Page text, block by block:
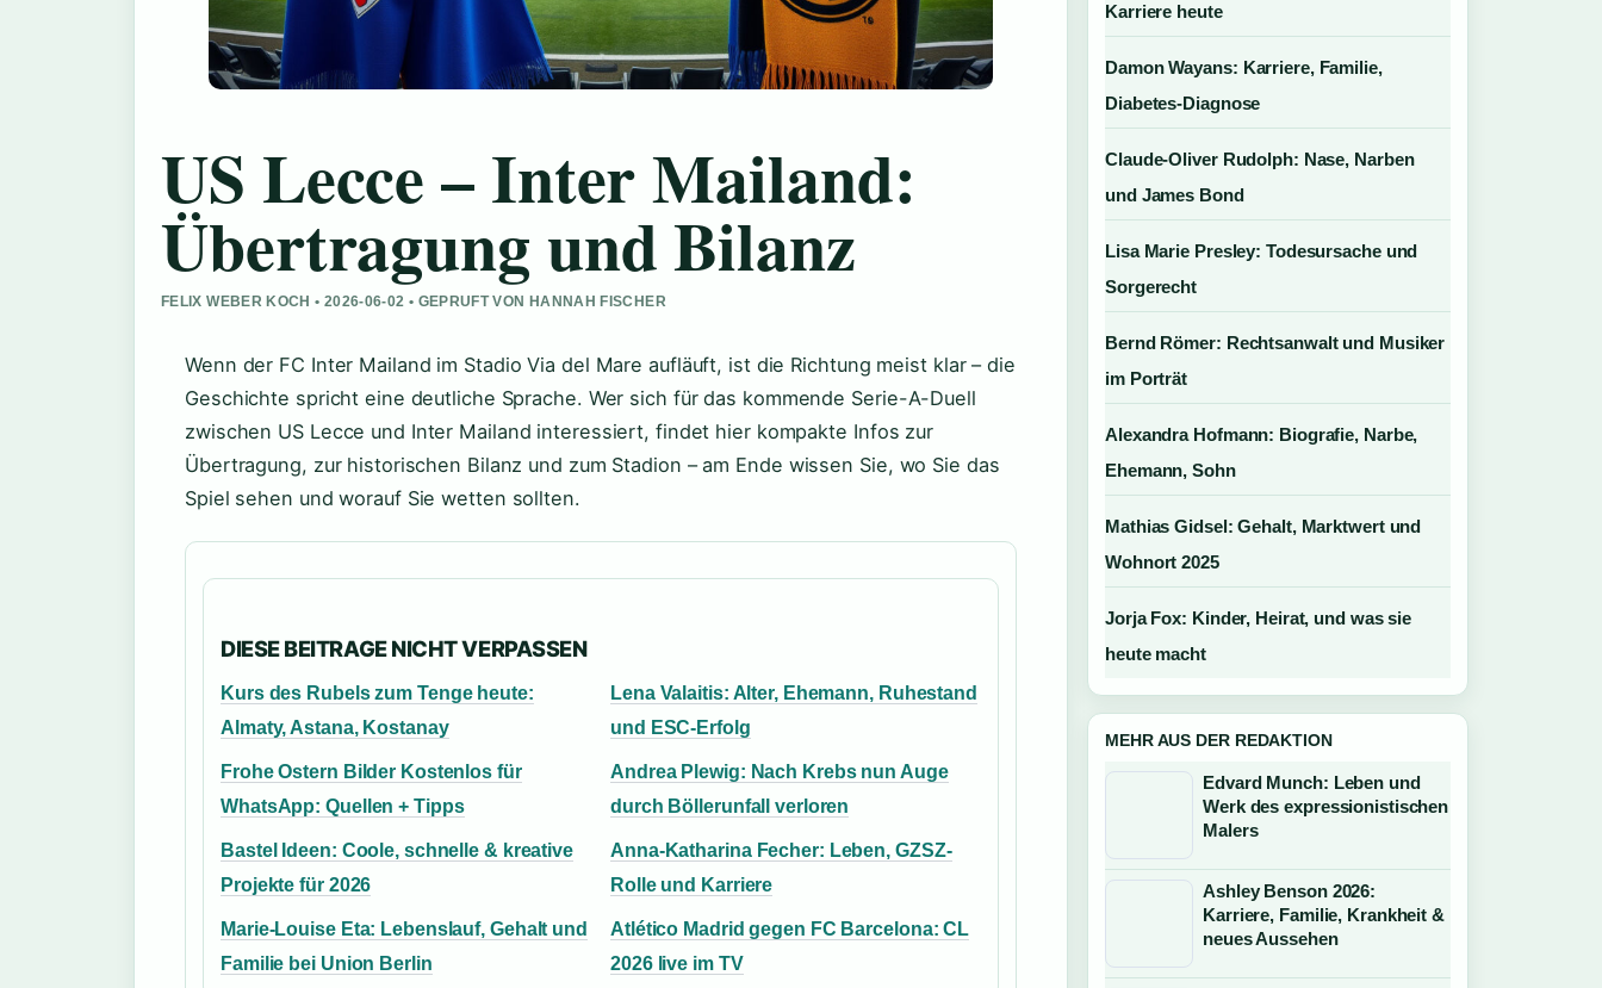
US Lecce – Inter Mailand:
Übertragung und Bilanz
FELIX WEBER KOCH • 2026-06-02 • GEPRUFT VON HANNAH FISCHER
Wenn der FC Inter Mailand im Stadio Via del Mare aufläuft, ist die Richtung meist klar – die
Geschichte spricht eine deutliche Sprache. Wer sich für das kommende Serie-A-Duell
zwischen US Lecce und Inter Mailand interessiert, findet hier kompakte Infos zur
Übertragung, zur historischen Bilanz und zum Stadion – am Ende wissen Sie, wo Sie das
Spiel sehen und worauf Sie wetten sollten.
DIESE BEITRAGE NICHT VERPASSEN
Kurs des Rubels zum Tenge heute:
Almaty, Astana, Kostanay
Lena Valaitis: Alter, Ehemann, Ruhestand
und ESC-Erfolg
Frohe Ostern Bilder Kostenlos für
WhatsApp: Quellen + Tipps
Andrea Plewig: Nach Krebs nun Auge
durch Böllerunfall verloren
Bastel Ideen: Coole, schnelle & kreative
Projekte für 2026
Anna-Katharina Fecher: Leben, GZSZ-
Rolle und Karriere
Marie-Louise Eta: Lebenslauf, Gehalt und
Familie bei Union Berlin
Atlético Madrid gegen FC Barcelona: CL
2026 live im TV
Karriere heute
Damon Wayans: Karriere, Familie,
Diabetes-Diagnose
Claude-Oliver Rudolph: Nase, Narben
und James Bond
Lisa Marie Presley: Todesursache und
Sorgerecht
Bernd Römer: Rechtsanwalt und Musiker
im Porträt
Alexandra Hofmann: Biografie, Narbe,
Ehemann, Sohn
Mathias Gidsel: Gehalt, Marktwert und
Wohnort 2025
Jorja Fox: Kinder, Heirat, und was sie
heute macht
MEHR AUS DER REDAKTION
Edvard Munch: Leben und
Werk des expressionistischen
Malers
Ashley Benson 2026:
Karriere, Familie, Krankheit &
neues Aussehen